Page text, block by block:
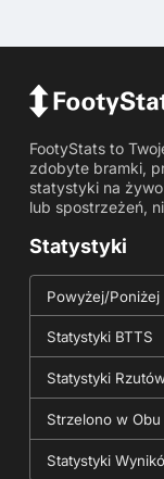
FootyStats to
zdobyte bramki,
statystyki na
lub spostrzeżeń,
Statystyki
Powyżej/Poniżej
Statystyki BTTS
Statystyki
Strzelono w Obu
Statystyki